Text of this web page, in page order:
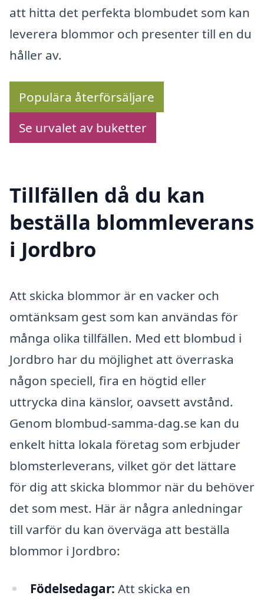
att hitta det perfekta blombudet som kan
leverera blommor och presenter till en du
håller av.
Populära återförsäljare
Se urvalet av buketter
Tillfällen då du kan
beställa blommleverans
i Jordbro
Att skicka blommor är en vacker och
omtänksam gest som kan användas för
många olika tillfällen. Med ett blombud i
Jordbro har du möjlighet att överraska
någon speciell, fira en högtid eller
uttrycka dina känslor, oavsett avstånd.
Genom blombud-samma-dag.se kan du
enkelt hitta lokala företag som erbjuder
blomsterleverans, vilket gör det lättare
för dig att skicka blommor när du behöver
det som mest. Här är några anledningar
till varför du kan överväga att beställa
blommor i Jordbro:
Födelsedagar: Att skicka en